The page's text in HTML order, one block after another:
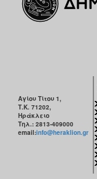
ΑΝΘΕΚΤΙΚΗ
ΠΟΛΗ
Αγίου Τίτου 1,
Τ.Κ. 71202,
Ηράκλειο
Τηλ.: 2813-409000
email:info@heraklion.gr